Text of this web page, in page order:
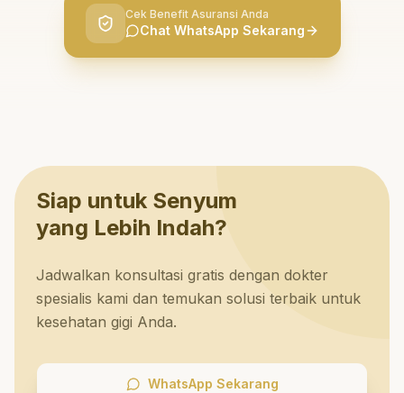
Cek Benefit Asuransi Anda
Chat WhatsApp Sekarang
Siap untuk Senyum
yang Lebih Indah?
Jadwalkan konsultasi gratis dengan dokter
spesialis kami dan temukan solusi terbaik untuk
kesehatan gigi Anda.
WhatsApp Sekarang